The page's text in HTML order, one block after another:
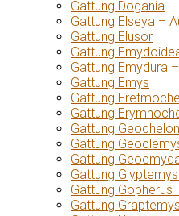
Gattung Dogania
Gattung Elseya –
Gattung Elusor
Gattung
Gattung Emydura
Gattung Emys
Gattung
Gattung
Gattung
Gattung
Gattung
Gattung
Gattung Gopherus
Gattung